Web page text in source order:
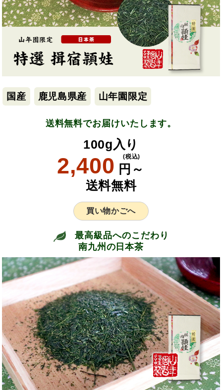
国産 鹿児島県産 山年園限定
送料無料でお届けいたします。
100g入り
2,400 円～
(税込)
送料無料
買い物かごへ
最高級品へのこだわり
南九州の日本茶